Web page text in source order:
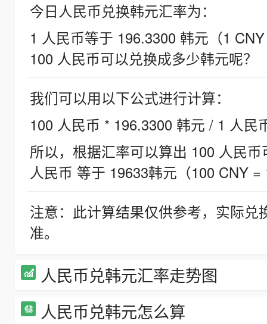
今日人民币兑换韩元汇率为：
1 人民币等于 196.3300 韩元（1
100 人民币可以兑换成多少韩元呢？
我们可以用以下公式进行计算：
100 人民币 * 196.3300 韩元 / 1 人民
所以，根据汇率可以算出 100 人民
人民币 等于 19633韩元（100 CNY =
注意：此计算结果仅供参考，实际
准。
人民币兑韩元汇率走势图
人民币兑韩元怎么算